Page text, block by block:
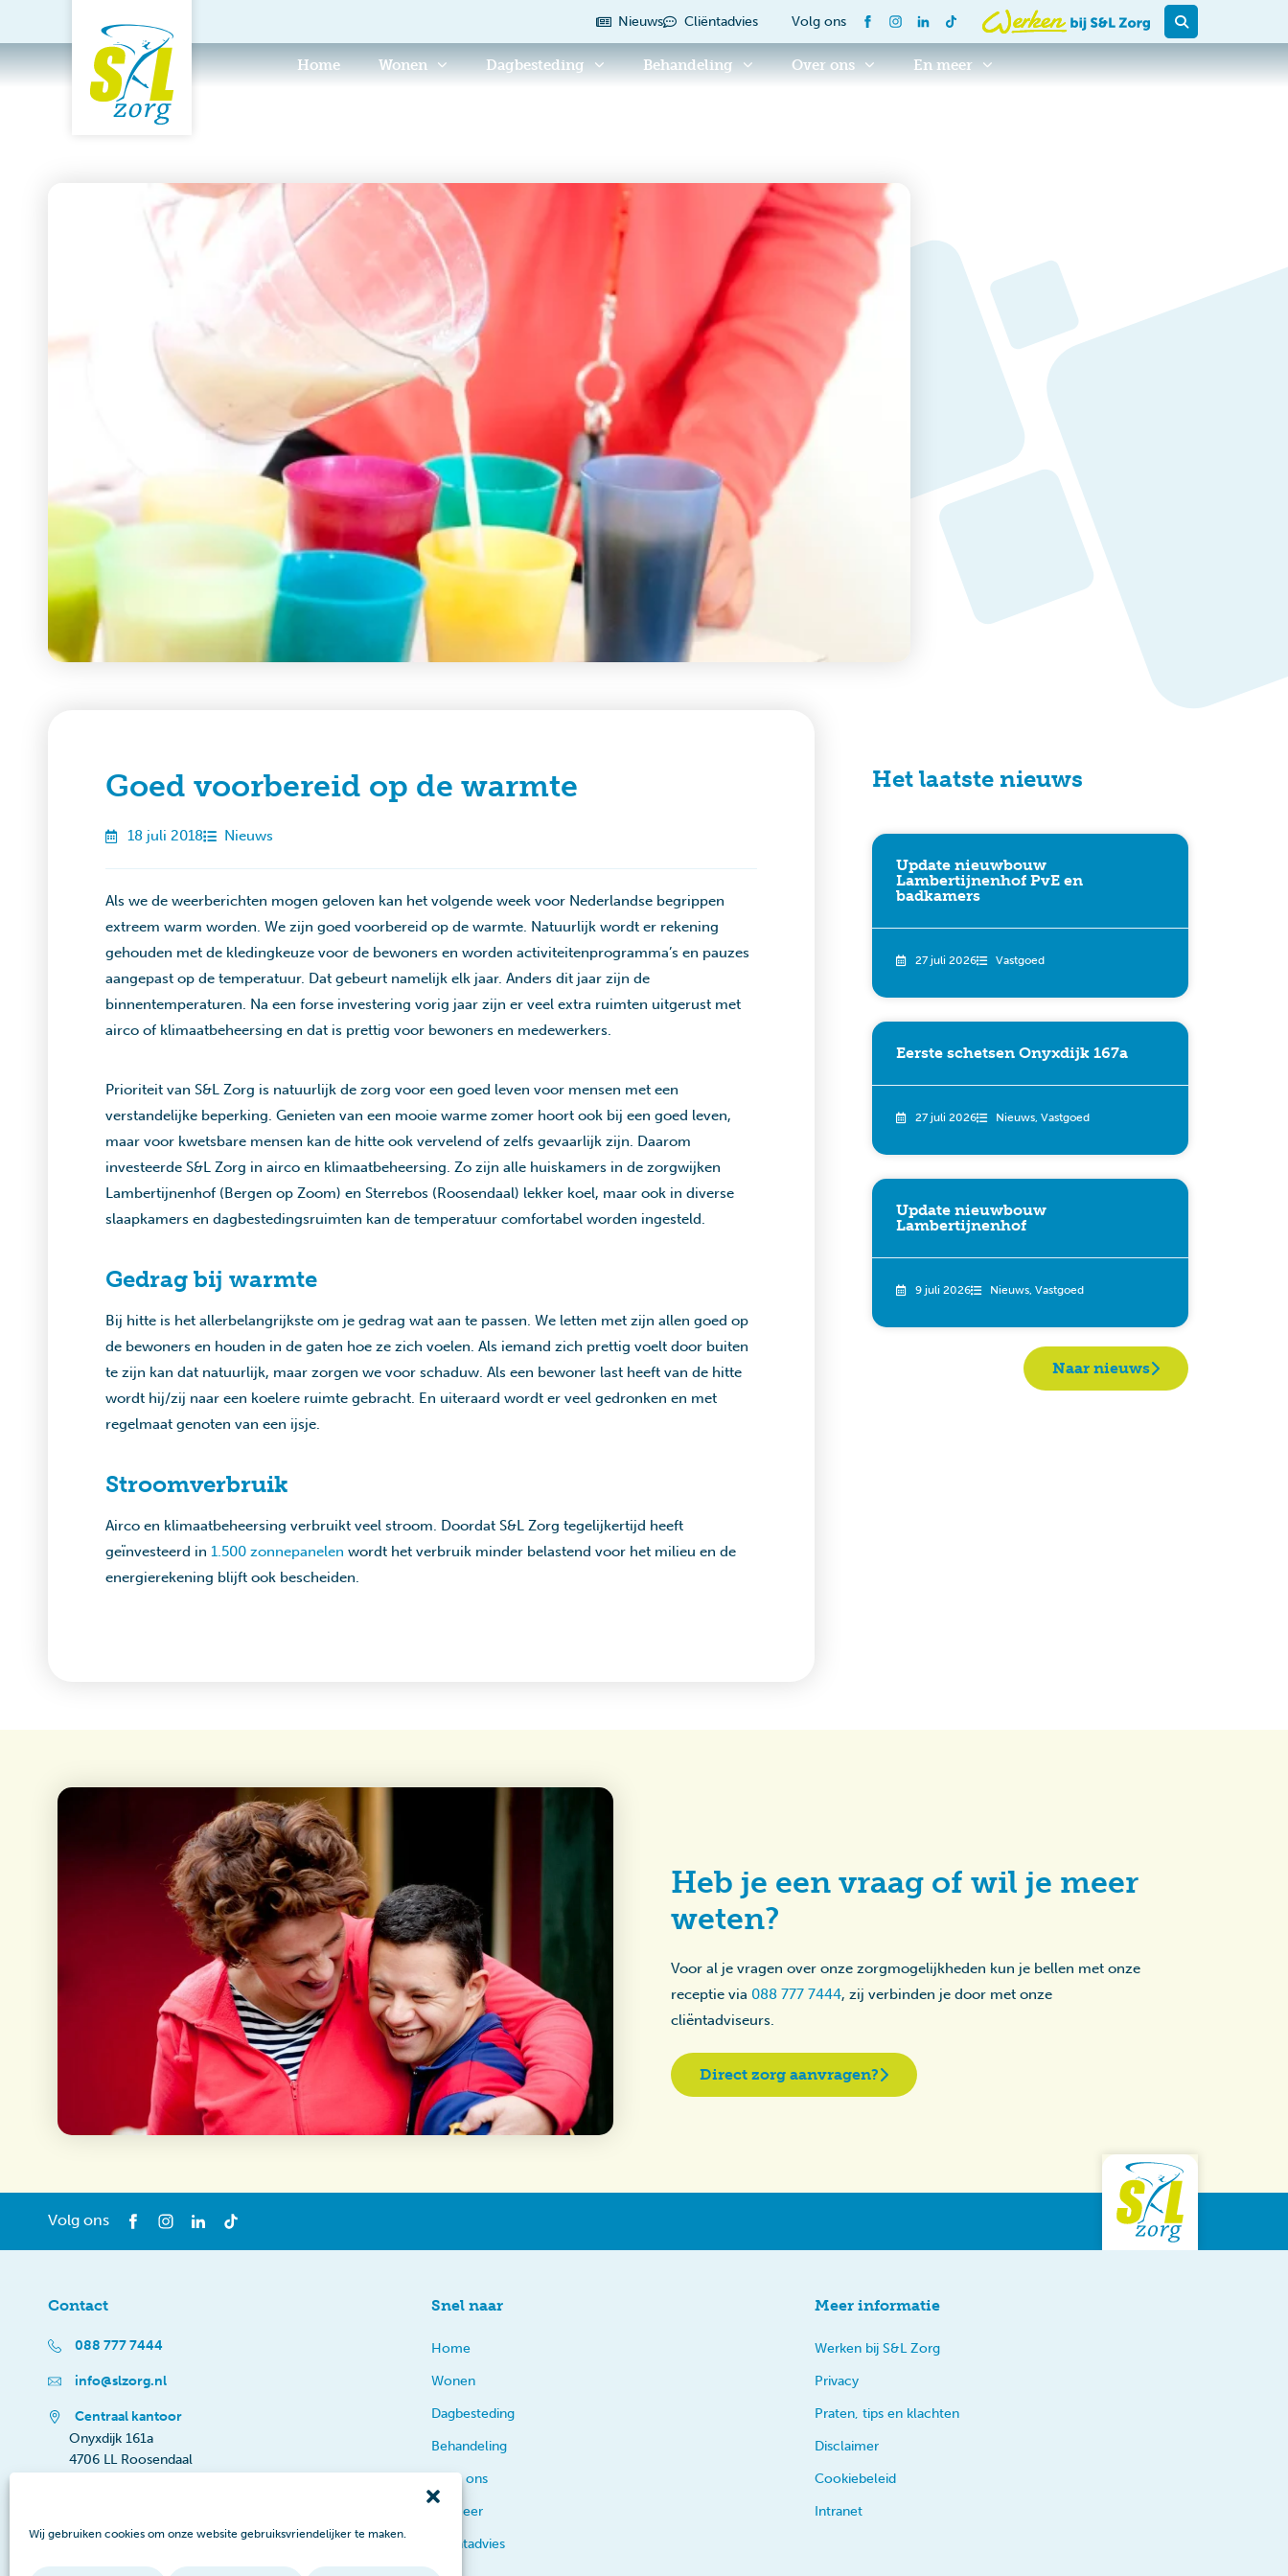
Wij gebruiken cookies om onze website gebruiksvriendelijker te maken.
Nieuws Cliëntadvies Volg ons
Home Wonen Dagbesteding Behandeling Over ons En meer
Goed voorbereid op de warmte
18 juli 2018 Nieuws
Als we de weerberichten mogen geloven kan het volgende week voor Nederlandse begrippen
extreem warm worden. We zijn goed voorbereid op de warmte. Natuurlijk wordt er rekening
gehouden met de kledingkeuze voor de bewoners en worden activiteitenprogramma’s en pauzes
aangepast op de temperatuur. Dat gebeurt namelijk elk jaar. Anders dit jaar zijn de
binnentemperaturen. Na een forse investering vorig jaar zijn er veel extra ruimten uitgerust met
airco of klimaatbeheersing en dat is prettig voor bewoners en medewerkers.
Prioriteit van S&L Zorg is natuurlijk de zorg voor een goed leven voor mensen met een
verstandelijke beperking. Genieten van een mooie warme zomer hoort ook bij een goed leven,
maar voor kwetsbare mensen kan de hitte ook vervelend of zelfs gevaarlijk zijn. Daarom
investeerde S&L Zorg in airco en klimaatbeheersing. Zo zijn alle huiskamers in de zorgwijken
Lambertijnenhof (Bergen op Zoom) en Sterrebos (Roosendaal) lekker koel, maar ook in diverse
slaapkamers en dagbestedingsruimten kan de temperatuur comfortabel worden ingesteld.
Gedrag bij warmte
Bij hitte is het allerbelangrijkste om je gedrag wat aan te passen. We letten met zijn allen goed op
de bewoners en houden in de gaten hoe ze zich voelen. Als iemand zich prettig voelt door buiten
te zijn kan dat natuurlijk, maar zorgen we voor schaduw. Als een bewoner last heeft van de hitte
wordt hij/zij naar een koelere ruimte gebracht. En uiteraard wordt er veel gedronken en met
regelmaat genoten van een ijsje.
Stroomverbruik
Airco en klimaatbeheersing verbruikt veel stroom. Doordat S&L Zorg tegelijkertijd heeft
geïnvesteerd in 1.500 zonnepanelen wordt het verbruik minder belastend voor het milieu en de
energierekening blijft ook bescheiden.
Het laatste nieuws
Update nieuwbouw
Lambertijnenhof PvE en
badkamers
27 juli 2026 Vastgoed
Eerste schetsen Onyxdijk 167a
27 juli 2026 Nieuws, Vastgoed
Update nieuwbouw
Lambertijnenhof
9 juli 2026 Nieuws, Vastgoed
Naar nieuws
Heb je een vraag of wil je meer
weten?
Voor al je vragen over onze zorgmogelijkheden kun je bellen met onze
receptie via 088 777 7444, zij verbinden je door met onze
cliëntadviseurs.
Direct zorg aanvragen?
Volg ons
Contact
088 777 7444
info@slzorg.nl
Centraal kantoor
Onyxdijk 161a
4706 LL Roosendaal
Snel naar
Home
Wonen
Dagbesteding
Behandeling
Over ons
En meer
Cliëntadvies
Meer informatie
Werken bij S&L Zorg
Privacy
Praten, tips en klachten
Disclaimer
Cookiebeleid
Intranet